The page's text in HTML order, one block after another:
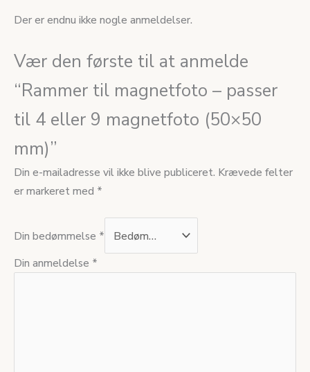
Der er endnu ikke nogle anmeldelser.
Vær den første til at anmelde
“Rammer til magnetfoto – passer
til 4 eller 9 magnetfoto (50×50
mm)”
Din e-mailadresse vil ikke blive publiceret. Krævede felter
er markeret med *
Din bedømmelse *
Din anmeldelse *